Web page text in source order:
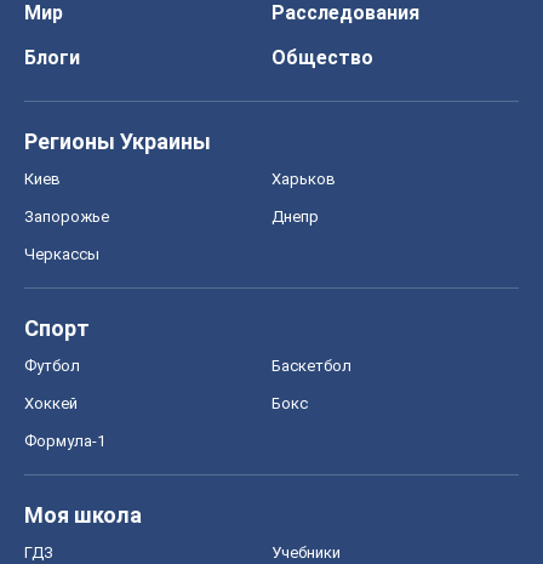
Мир
Расследования
Блоги
Общество
Регионы Украины
Киев Харьков
Запорожье Днепр
Черкассы
Спорт
Футбол Баскетбол
Хоккей Бокс
Формула-1
Моя школа
ГДЗ Учебники